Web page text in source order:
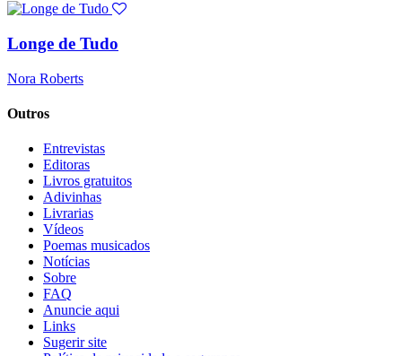
Longe de Tudo
Nora Roberts
Outros
Entrevistas
Editoras
Livros gratuitos
Adivinhas
Livrarias
Vídeos
Poemas musicados
Notícias
Sobre
FAQ
Anuncie aqui
Links
Sugerir site